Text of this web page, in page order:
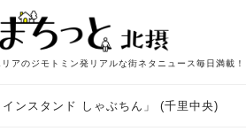
アのジモトミン発リアルな街ネタニュース毎日満載！
ンスタンド しゃぶちん」 (千里中央)